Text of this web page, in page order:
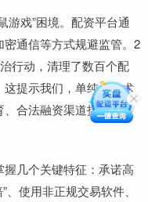
游戏”困境。配资平台通
通信等方式规避监管。2
行动，清理了数百个配
提示我们，单纯的技术
合法融资渠道拓宽等多
几个关键特征：承诺高
使用非正规交易软件、